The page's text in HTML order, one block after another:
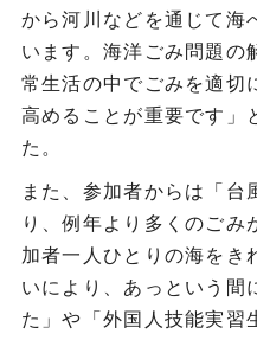
から河川などを通じて海
います。海洋ごみ問題の
常生活の中でごみを適切
高めることが重要です」
た。
また、参加者からは「台
り、例年より多くのごみ
加者一人ひとりの海をき
いにより、あっという間
た」や「外国人技能実習